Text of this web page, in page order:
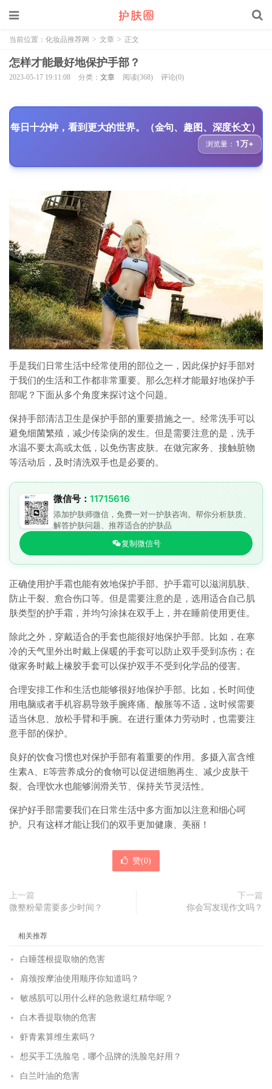
当前位置： 化妆品推荐网 > 文章 > 正文
怎样才能最好地保护手部？
2023-05-17 19:11:08 分类： 文章 阅读(368) 评论(0)
每日十分钟，看到更大的世界。（金句、趣图、深度长文）
浏览量： 1万+
手是我们日常生活中经常使用的部位之一，因此保护好手部对
于我们的生活和工作都非常重要。那么怎样才能最好地保护手
部呢？下面从多个角度来探讨这个问题。
保持手部清洁卫生是保护手部的重要措施之一。经常洗手可以
避免细菌繁殖，减少传染病的发生。但是需要注意的是，洗手
水温不要太高或太低，以免伤害皮肤。在做完家务、接触脏物
等活动后，及时清洗双手也是必要的。
微信号： 11715616
添加护肤师微信，免费一对一护肤咨询。帮你分析肤质、
解答护肤问题、推荐适合的护肤品
复制微信号
正确使用护手霜也能有效地保护手部。护手霜可以滋润肌肤、
防止干裂、愈合伤口等。但是需要注意的是，选用适合自己肌
肤类型的护手霜，并均匀涂抹在双手上，并在睡前使用更佳。
除此之外，穿戴适合的手套也能很好地保护手部。比如，在寒
冷的天气里外出时戴上保暖的手套可以防止双手受到冻伤；在
做家务时戴上橡胶手套可以保护双手不受到化学品的侵害。
合理安排工作和生活也能够很好地保护手部。比如，长时间使
用电脑或者手机容易导致手腕疼痛、酸胀等不适，这时候需要
适当休息、放松手臂和手腕。在进行重体力劳动时，也需要注
意手部的保护。
良好的饮食习惯也对保护手部有着重要的作用。多摄入富含维
生素A、E等营养成分的食物可以促进细胞再生、减少皮肤干
裂。合理饮水也能够润滑关节、保持关节灵活性。
保护好手部需要我们在日常生活中多方面加以注意和细心呵
护。只有这样才能让我们的双手更加健康、美丽！
赞(0)
上一篇
微整粉晕需要多少时间？
下一篇
你会写发现作文吗？
相关推荐
白睡莲根提取物的危害
肩颈按摩油使用顺序你知道吗？
敏感肌可以用什么样的急救退红精华呢？
白木香提取物的危害
虾青素算维生素吗？
想买手工洗脸皂，哪个品牌的洗脸皂好用？
白兰叶油的危害